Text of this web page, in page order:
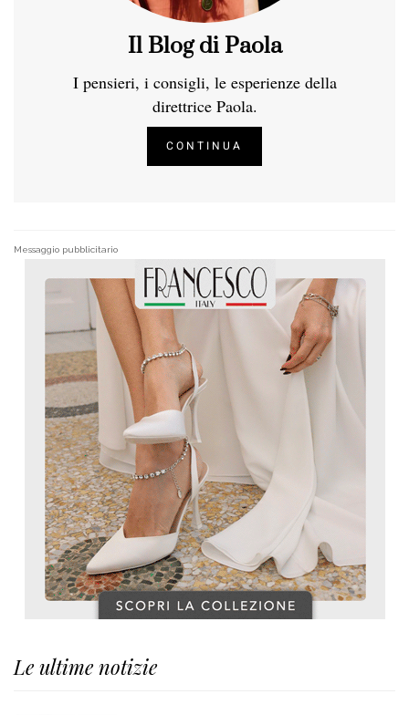
Il Blog di Paola
I pensieri, i consigli, le esperienze della
direttrice Paola.
CONTINUA
Messaggio pubblicitario
Le ultime notizie